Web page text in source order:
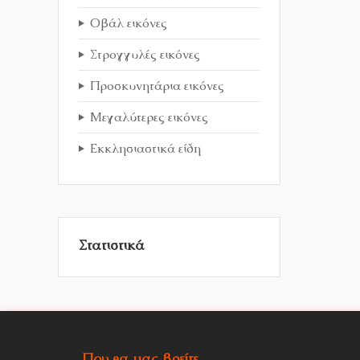
Οβάλ εικόνες
Στρογγυλές εικόνες
Προσκυνητάρια εικόνες
Μεγαλύτερες εικόνες
Εκκλησιαστικά είδη
Στατιστικά